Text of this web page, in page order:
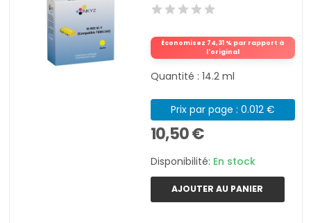
Économisez 74,31 % par rapport à
l'original
Quantité : 14.2 ml
Prix par page : 0.012 €
10,50 €
Disponibilité: En stock
AJOUTER AU PANIER